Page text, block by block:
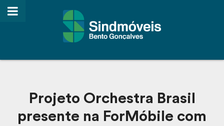
Projeto Orchestra Brasil
presente na ForMóbile com